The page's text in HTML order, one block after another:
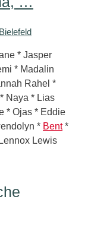
* Jasper
* Madalin
Rahel *
Naya * Lias
* Ojas * Eddie
* Bent*
Lewis